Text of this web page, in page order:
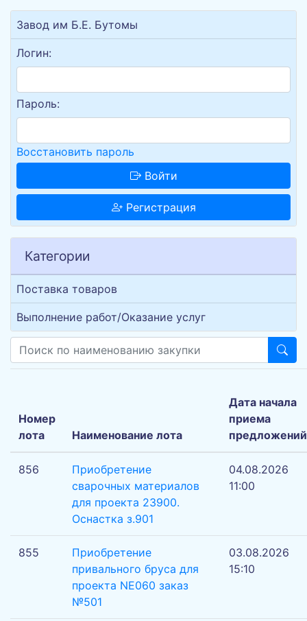
Завод им Б.Е. Бутомы
Логин:
Пароль:
Восстановить пароль
Войти
Регистрация
Категории
Поставка товаров
Выполнение работ/Оказание услуг
Номер
лота
Наименование лота
Дата начала
приема
предложений
856
Приобретение
сварочных материалов
для проекта 23900.
Оснастка з.901
04.08.2026
11:00
855
Приобретение
привального бруса для
проекта NE060 заказ
№501
03.08.2026
15:10